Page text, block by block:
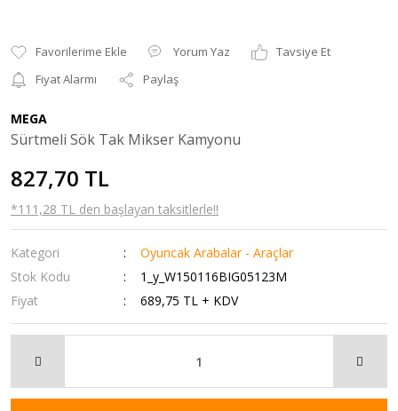
Yorum Yaz
Tavsiye Et
Fiyat Alarmı
Paylaş
MEGA
Sürtmeli Sök Tak Mikser Kamyonu
827,70 TL
*111,28 TL den başlayan taksitlerle!!
Kategori
Oyuncak Arabalar - Araçlar
Stok Kodu
1_y_W150116BIG05123M
Fiyat
689,75 TL + KDV